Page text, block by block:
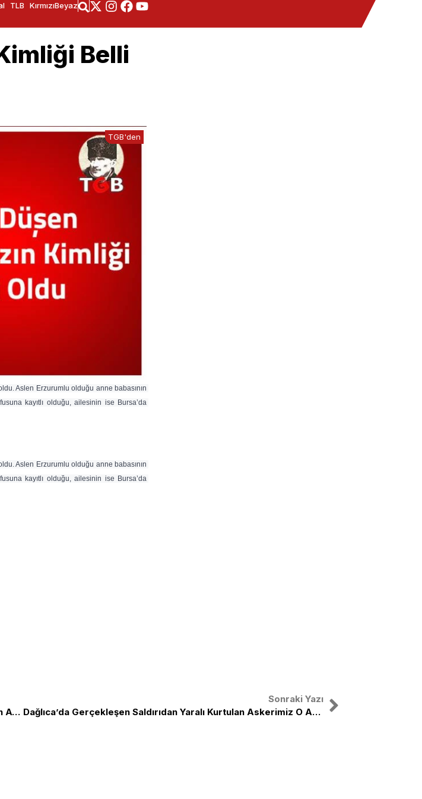
TLB KırmızıBeyaz
Belli
TGB'den
Aslen Erzurumlu olduğu anne babasının
kayıtlı olduğu, ailesinin ise Bursa’da
Aslen Erzurumlu olduğu anne babasının
kayıtlı olduğu, ailesinin ise Bursa’da
Hepimiz Mehmediz PKK’ya Yeteriz! Haydi Türkiye Şehitler İçin Ayağa! İl İl Eylem Yer Ve Saatleri
Sonraki Yazı
Dağlıca’da Gerçekleşen Saldırıdan Yaralı Kurtulan Askerimiz O Anları Anlattı